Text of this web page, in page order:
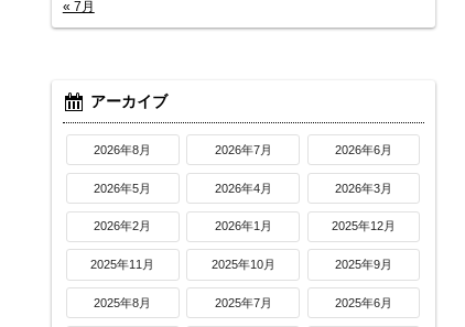
« 7月
アーカイブ
2026年8月 2026年7月 2026年6月
2026年5月 2026年4月 2026年3月
2026年2月 2026年1月 2025年12月
2025年11月 2025年10月 2025年9月
2025年8月 2025年7月 2025年6月